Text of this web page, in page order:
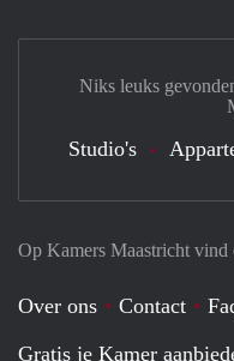
Op Kamers Maastricht
Over ons Contact
Gratis je Kamer
Niks leuks
Studio's